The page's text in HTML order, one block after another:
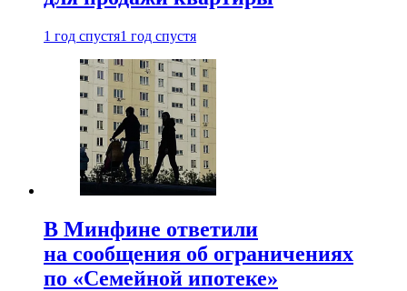
1 год спустя1 год спустя
В Минфине ответили
на сообщения об ограничениях
по «Семейной ипотеке»